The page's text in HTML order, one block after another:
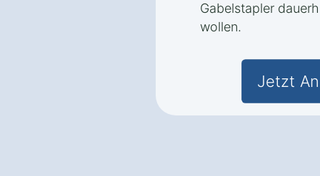
Gabelstapler
wollen.
Jetzt